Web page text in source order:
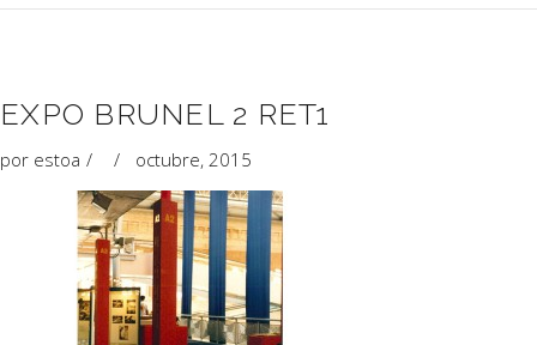
EXPO BRUNEL 2 RET1
por estoa octubre, 2015